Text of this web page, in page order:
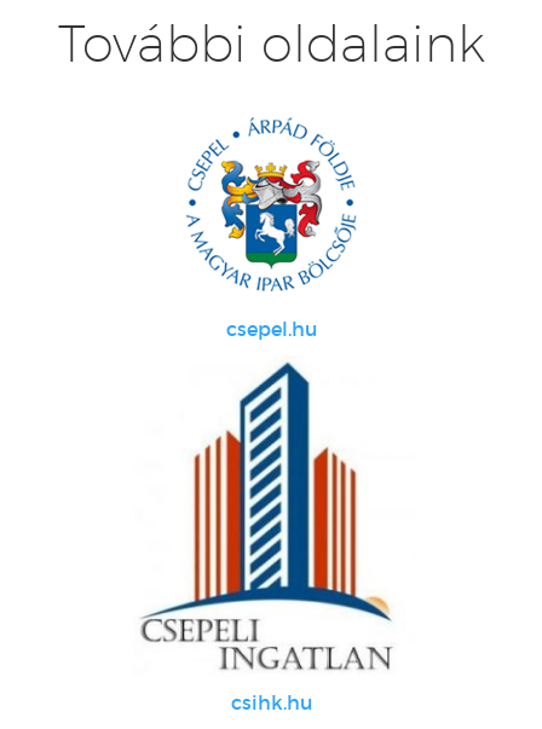
További oldalaink
csepel.hu
csihk.hu